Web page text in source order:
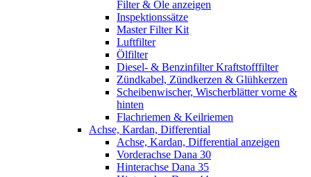
Filter & Öle anzeigen
Inspektionssätze
Master Filter Kit
Luftfilter
Ölfilter
Diesel- & Benzinfilter Kraftstofffilter
Zündkabel, Zündkerzen & Glühkerzen
Scheibenwischer, Wischerblätter vorne &
hinten
Flachriemen & Keilriemen
Achse, Kardan, Differential
Achse, Kardan, Differential anzeigen
Vorderachse Dana 30
Hinterachse Dana 35